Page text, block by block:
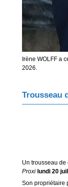
Irène WOLFF a
2026.
Trousseau
Un trousseau de
Proxi lundi 20
Son propriétaire